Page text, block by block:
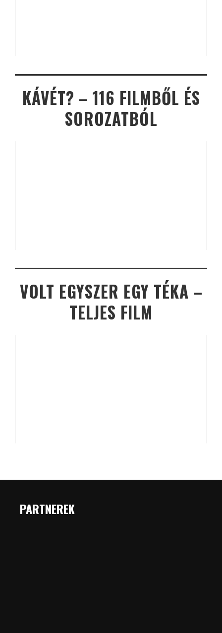
KÁVÉT? – 116 FILMBŐL ÉS
SOROZATBÓL
VOLT EGYSZER EGY TÉKA –
TELJES FILM
PARTNEREK